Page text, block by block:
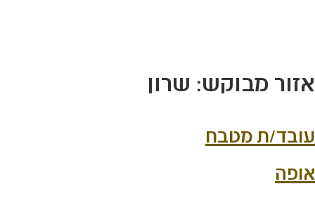
אזור מבוקש: שרון
עובד/ת מטבח
אופה